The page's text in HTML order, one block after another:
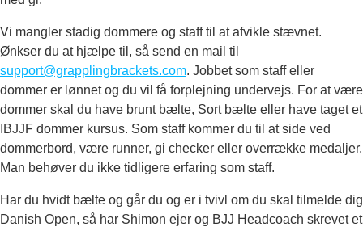
Vi mangler stadig dommere og staff til at afvikle stævnet.
Ønkser du at hjælpe til, så send en mail til
support@grapplingbrackets.com. Jobbet som staff eller
dommer er lønnet og du vil få forplejning undervejs. For at være
dommer skal du have brunt bælte, Sort bælte eller have taget et
IBJJF dommer kursus. Som staff kommer du til at side ved
dommerbord, være runner, gi checker eller overrække medaljer.
Man behøver du ikke tidligere erfaring som staff.
Har du hvidt bælte og går du og er i tvivl om du skal tilmelde dig
Danish Open, så har Shimon ejer og BJJ Headcoach skrevet et